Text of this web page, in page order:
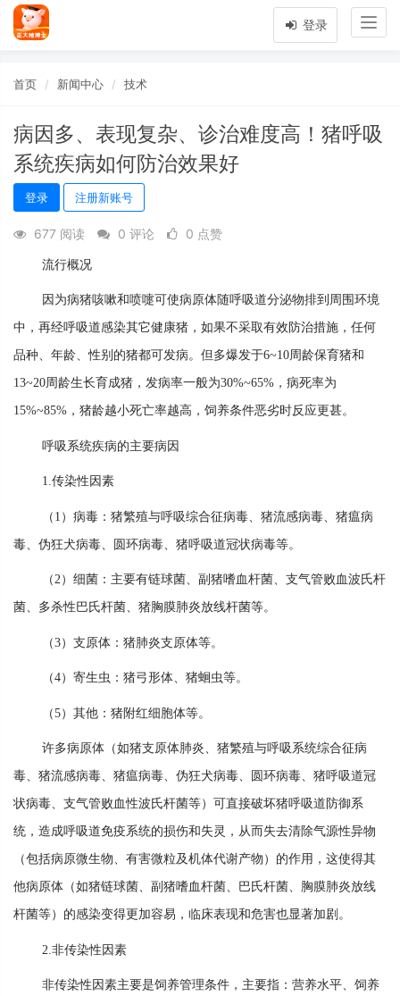
登录
首页 新闻中心 技术
病因多、表现复杂、诊治难度高！猪呼吸
系统疾病如何防治效果好
登录 注册新账号
677 阅读 0 评论 0 点赞
流行概况
因为病猪咳嗽和喷嚏可使病原体随呼吸道分泌物排到周围环境
中，再经呼吸道感染其它健康猪，如果不采取有效防治措施，任何
品种、年龄、性别的猪都可发病。但多爆发于6~10周龄保育猪和
13~20周龄生长育成猪，发病率一般为30%~65%，病死率为
15%~85%，猪龄越小死亡率越高，饲养条件恶劣时反应更甚。
呼吸系统疾病的主要病因
1.传染性因素
（1）病毒：猪繁殖与呼吸综合征病毒、猪流感病毒、猪瘟病
毒、伪狂犬病毒、圆环病毒、猪呼吸道冠状病毒等。
（2）细菌：主要有链球菌、副猪嗜血杆菌、支气管败血波氏杆
菌、多杀性巴氏杆菌、猪胸膜肺炎放线杆菌等。
（3）支原体：猪肺炎支原体等。
（4）寄生虫：猪弓形体、猪蛔虫等。
（5）其他：猪附红细胞体等。
许多病原体（如猪支原体肺炎、猪繁殖与呼吸系统综合征病
毒、猪流感病毒、猪瘟病毒、伪狂犬病毒、圆环病毒、猪呼吸道冠
状病毒、支气管败血性波氏杆菌等）可直接破坏猪呼吸道防御系
统，造成呼吸道免疫系统的损伤和失灵，从而失去清除气源性异物
（包括病原微生物、有害微粒及机体代谢产物）的作用，这使得其
他病原体（如猪链球菌、副猪嗜血杆菌、巴氏杆菌、胸膜肺炎放线
杆菌等）的感染变得更加容易，临床表现和危害也显著加剧。
2.非传染性因素
非传染性因素主要是饲养管理条件，主要指：营养水平、饲养